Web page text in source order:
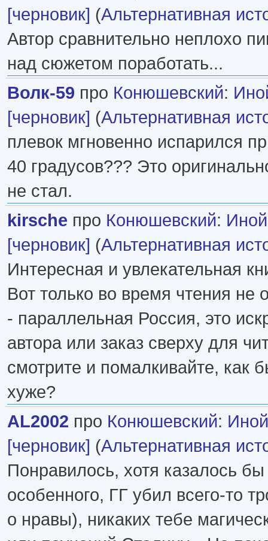
[черновик] (Альтернативная
Автор сравнительно неплохо
над сюжетом поработать...
Волк-59 про Конюшевский:
[черновик] (Альтернативная
плевок мгновенно испарился
40 градусов??? Это
не стал.
kirsche про Конюшевский:
[черновик] (Альтернативная
Интересная и увлекательная
Вот только во время чтения не
- параллельная Россия, это
автора или заказ сверху для
смотрите и помалкивайте, как
хуже?
AL2002 про Конюшевский:
[черновик] (Альтернативная
Понравилось, хотя казалось бы
особенного, ГГ убил всего-то
о нравы), никаких тебе